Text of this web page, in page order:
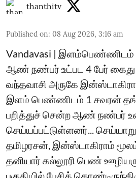
thanthitv
Published on: 08 Aug 2026, 3:16 am
Vandavasi | இளம்பெண்ணிடம்
ஆண் நண்பர் உட்பட 4 பேர் கைது
வந்தவாசி அருகே
இளம் பெண்ணிடம் 1 சவரன்
பறித்துச் சென்ற ஆண் நண்பர்
செய்யப்பட்டுள்ளனர்...
தமிழரசன், இன்ஸ்டாகிராம்
தனியார் கல்லூரி பெண்
பகுதியில் பேசிக்